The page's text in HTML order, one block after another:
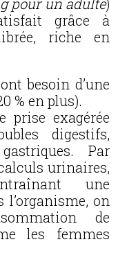
grâce à
riche en
besoin d’une
% en plus).
prise exagérée
digestifs,
Par
urinaires,
une
on
de
les femmes